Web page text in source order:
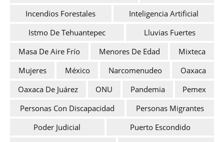
Incendios Forestales
Inteligencia Artificial
Istmo De Tehuantepec
Lluvias Fuertes
Masa De Aire Frío
Menores De Edad
Mixteca
Mujeres
México Narcomenudeo
Oaxaca
Oaxaca De Juárez
ONU Pandemia
Pemex
Personas Con Discapacidad
Personas Migrantes
Poder Judicial
Puerto Escondido